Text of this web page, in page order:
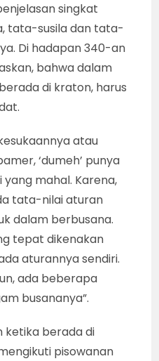
singkat
tata-susila dan tata-
Di hadapan 340-an
bahwa dalam
di kraton, harus
atau
‘dumeh’ punya
mahal. Karena,
tata-nilai aturan
dalam berbusana.
tepat dikenakan
aturannya sendiri.
ada beberapa
busananya”.
ketika berada di
pisowanan